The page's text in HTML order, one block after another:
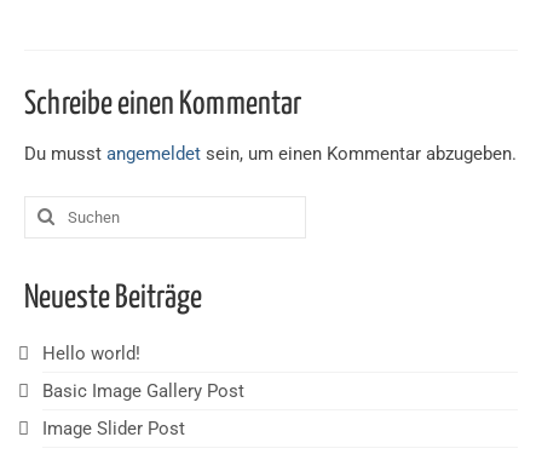
Schreibe einen Kommentar
Du musst angemeldet sein, um einen Kommentar abzugeben.
Suchen
nach:
Neueste Beiträge
Hello world!
Basic Image Gallery Post
Image Slider Post